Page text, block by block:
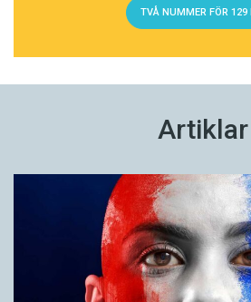
TVÅ NUMMER FÖR 129
Artiklar